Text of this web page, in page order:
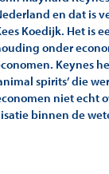
en dat is
Koedijk. Het is
onder
Keynes
spirits’ die
niet echt
binnen de